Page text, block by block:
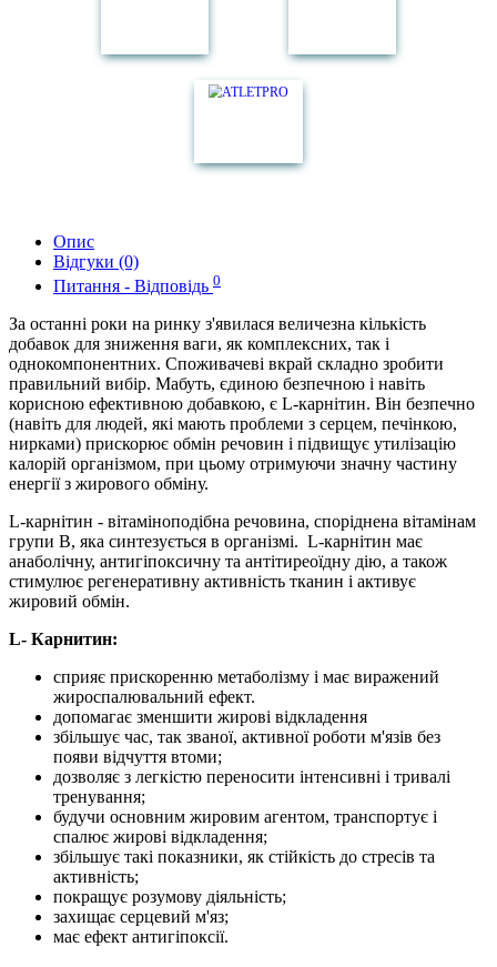
Опис
Відгуки (0)
Питання - Відповідь 0
За останні роки на ринку з'явилася величезна кількість
добавок для зниження ваги, як комплексних, так і
однокомпонентних. Споживачеві вкрай складно зробити
правильний вибір. Мабуть, єдиною безпечною і навіть
корисною ефективною добавкою, є L-карнітин. Він безпечно
(навіть для людей, які мають проблеми з серцем, печінкою,
нирками) прискорює обмін речовин і підвищує утилізацію
калорій організмом, при цьому отримуючи значну частину
енергії з жирового обміну.
L-карнітин - вітаміноподібна речовина, споріднена вітамінам
групи В, яка синтезується в організмі. L-карнітин має
анаболічну, антигіпоксичну та антітиреоїдну дію, а також
стимулює регенеративну активність тканин і активує
жировий обмін.
L- Карнитин:
сприяє прискоренню метаболізму і має виражений
жироспалювальний ефект.
допомагає зменшити жирові відкладення
збільшує час, так званої, активної роботи м'язів без
появи відчуття втоми;
дозволяє з легкістю переносити інтенсивні і тривалі
тренування;
будучи основним жировим агентом, транспортує і
спалює жирові відкладення;
збільшує такі показники, як стійкість до стресів та
активність;
покращує розумову діяльність;
захищає серцевий м'яз;
має ефект антигіпоксії.